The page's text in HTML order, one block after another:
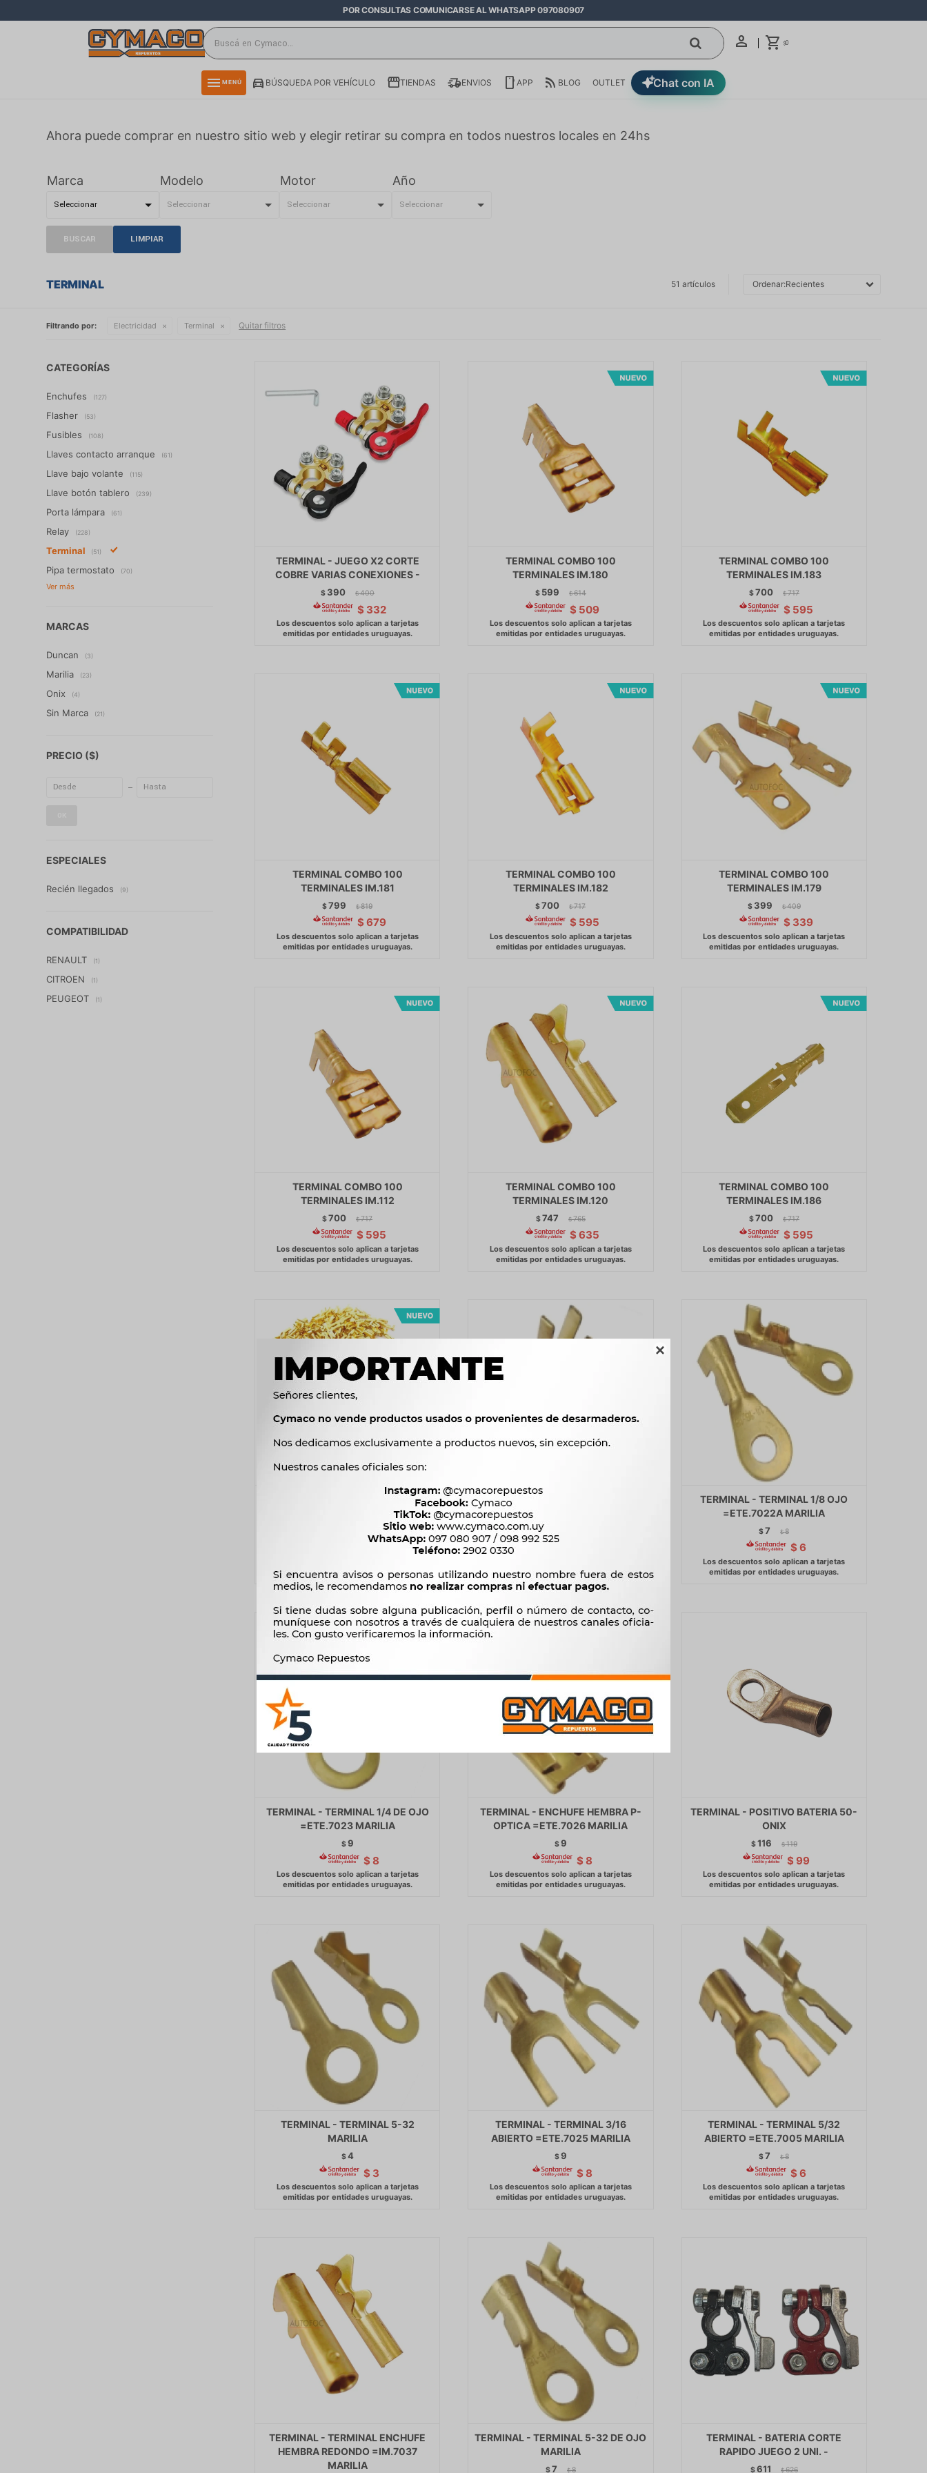

POR CONSULTAS COMUNICARSE AL WHATSAPP 097080907
$0
menu MENÚ Chat con IA
BÚSQUEDA POR VEHÍCULO TIENDAS ENVIOS APP BLOG OUTLET
Ahora puede comprar en nuestro sitio web y elegir retirar su compra en todos nuestros locales en 24hs
Marca Modelo Motor Año
BUSCAR LIMPIAR
TERMINAL 51 artículos Recientes
Filtrando por: Electricidad Terminal Quitar filtros
TERMINAL - JUEGO X2 CORTE
COBRE VARIAS CONEXIONES -
$ 390 $ 400
$ 332
TERMINAL COMBO 100
TERMINALES IM.180
$ 599 $ 614
$ 509
TERMINAL COMBO 100
TERMINALES IM.183
$700 $ 717
$ 595
TERMINAL COMBO 100
TERMINALES IM.181
$799 $ 819
$ 679
TERMINAL COMBO 100
TERMINALES IM.182
$700 $ 717
$ 595
TERMINAL COMBO 100
TERMINALES IM.179
$ 399 $ 409
$ 339
TERMINAL COMBO 100
TERMINALES IM.112
$700 $ 717
$ 595
TERMINAL COMBO 100
TERMINALES IM.120
$747 $ 765
$ 635
TERMINAL COMBO 100
TERMINALES IM.186
$700 $ 717
$ 595
TERMINAL COMBO 100
TERMINALES ET.7033A
TERMINAL - TERMINAL 3-32
TERMINAL - TERMINAL 1/8 OJO
=ETE.7022A MARILIA
$7 $ 8
$ 6
TERMINAL - TERMINAL 1/4 DE OJO
=ETE.7023 MARILIA
$9
$ 8
TERMINAL - ENCHUFE HEMBRA P-
OPTICA =ETE.7026 MARILIA
$9
$ 8
TERMINAL - POSITIVO BATERIA 50-
ONIX
$116 $ 119
$ 99
TERMINAL - TERMINAL 5-32
MARILIA
$4
$ 3
TERMINAL - TERMINAL 3/16
ABIERTO =ETE.7025 MARILIA
$9
$ 8
TERMINAL - TERMINAL 5/32
ABIERTO =ETE.7005 MARILIA
$7 $ 8
$ 6
TERMINAL - TERMINAL ENCHUFE
HEMBRA REDONDO =IM.7037
MARILIA
TERMINAL - TERMINAL 5-32 DE OJO
MARILIA
$7 $ 8
TERMINAL - BATERIA CORTE
RAPIDO JUEGO 2 UNI. -
$611 $ 626
CATEGORÍAS
Enchufes (127)
Flasher (53)
Fusibles (108)
Llaves contacto arranque (61)
Llave bajo volante (115)
Llave botón tablero (239)
Porta lámpara (61)
Relay (228)
Terminal (51)
Pipa termostato (70)
MARCAS
Duncan (3)
Marilia (23)
Onix (4)
Sin Marca (21)
PRECIO ($)
ESPECIALES
Recién llegados (9)
COMPATIBILIDAD
RENAULT (1)
CITROEN (1)
PEUGEOT (1)
close
directions_car
smartphone